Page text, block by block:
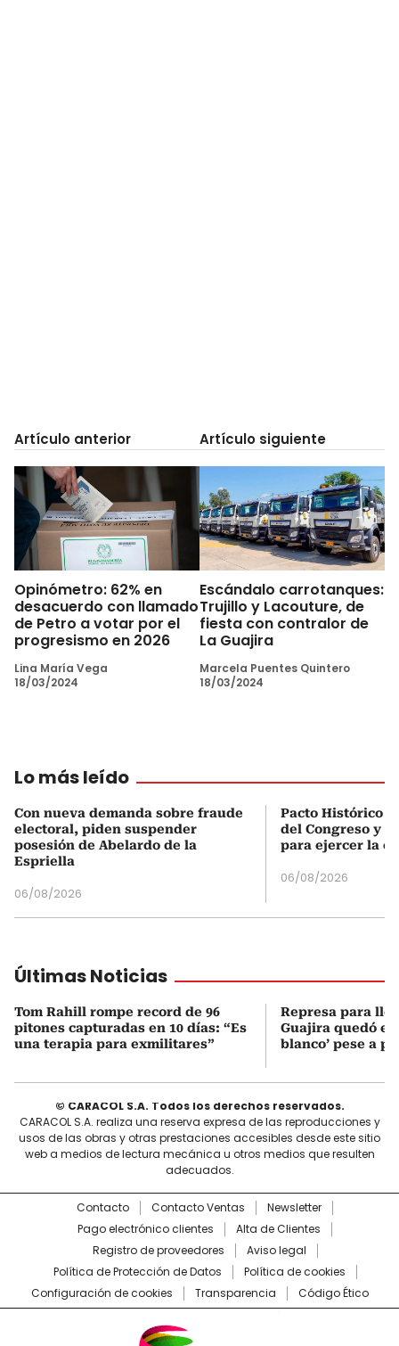
Artículo anterior
Opinómetro: 62% en
desacuerdo con llamado
de Petro a votar por el
progresismo en 2026
Lina María Vega
18/03/2024
Artículo siguiente
Escándalo carrotanques:
Trujillo y Lacouture, de
fiesta con contralor de
La Guajira
Marcela Puentes Quintero
18/03/2024
Lo más leído
Con nueva demanda sobre fraude
electoral, piden suspender
posesión de Abelardo de la
Espriella
06/08/2026
Pacto Histórico
del Congreso y
para ejercer la
06/08/2026
Últimas Noticias
Tom Rahill rompe record de 96
pitones capturadas en 10 días: “Es
una terapia para exmilitares”
Represa para
Guajira quedó en
blanco’ pese a
© CARACOL S.A. Todos los derechos reservados.
CARACOL S.A. realiza una reserva expresa de las reproducciones y
usos de las obras y otras prestaciones accesibles desde este sitio
web a medios de lectura mecánica u otros medios que resulten
adecuados.
Contacto Contacto Ventas
Newsletter
Pago electrónico clientes
Alta de Clientes
Registro de proveedores
Aviso legal
Política de Protección de Datos
Política de cookies
Configuración de cookies
Transparencia Código Ético